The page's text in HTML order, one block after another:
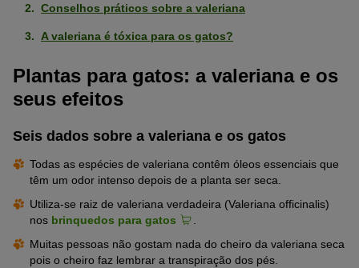
Conselhos práticos sobre a valeriana
A valeriana é tóxica para os gatos?
Plantas para gatos: a valeriana e os
seus efeitos
Seis dados sobre a valeriana e os gatos
Todas as espécies de valeriana contêm óleos essenciais que
têm um odor intenso depois de a planta ser seca.
Utiliza-se raiz de valeriana verdadeira (Valeriana officinalis)
nos brinquedos para gatos
.
Muitas pessoas não gostam nada do cheiro da valeriana seca
pois o cheiro faz lembrar a transpiração dos pés.